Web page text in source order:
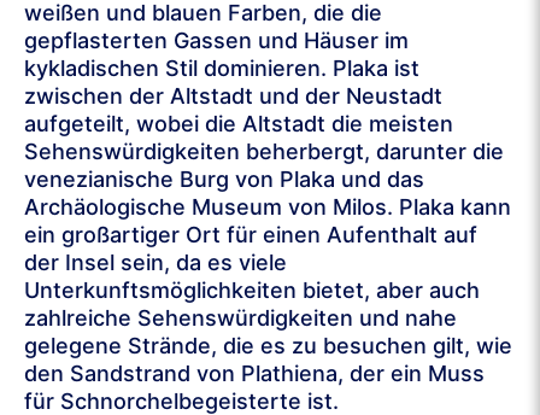
weißen und blauen Farben, die die
gepflasterten Gassen und Häuser im
kykladischen Stil dominieren. Plaka ist
zwischen der Altstadt und der Neustadt
aufgeteilt, wobei die Altstadt die meisten
Sehenswürdigkeiten beherbergt, darunter die
venezianische Burg von Plaka und das
Archäologische Museum von Milos. Plaka kann
ein großartiger Ort für einen Aufenthalt auf
der Insel sein, da es viele
Unterkunftsmöglichkeiten bietet, aber auch
zahlreiche Sehenswürdigkeiten und nahe
gelegene Strände, die es zu besuchen gilt, wie
den Sandstrand von Plathiena, der ein Muss
für Schnorchelbegeisterte ist.